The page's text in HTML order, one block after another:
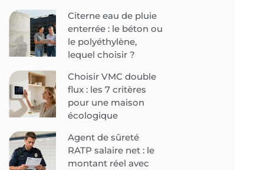
Citerne eau de pluie
enterrée : le béton ou
le polyéthylène,
lequel choisir ?
Choisir VMC double
flux : les 7 critères
pour une maison
écologique
Agent de sûreté
RATP salaire net : le
montant réel avec